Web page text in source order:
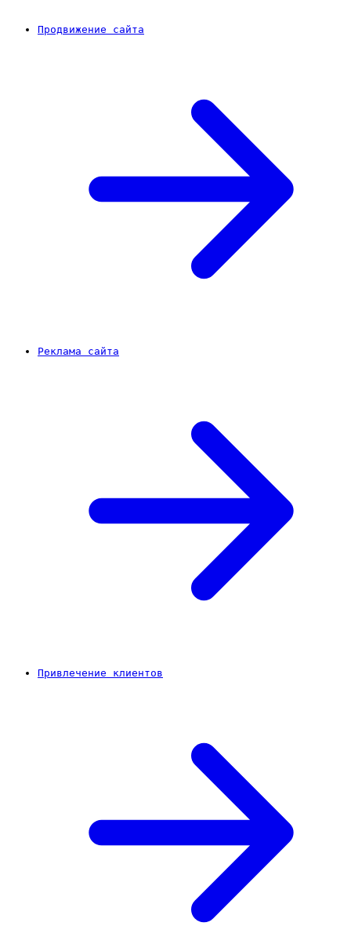
Продвижение сайта
Реклама сайта
Привлечение клиентов